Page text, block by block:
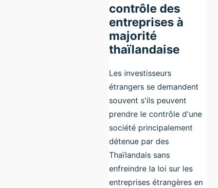
contrôle des
entreprises à
majorité
thaïlandaise
Les investisseurs
étrangers se demandent
souvent s'ils peuvent
prendre le contrôle d'une
société principalement
détenue par des
Thaïlandais sans
enfreindre la loi sur les
entreprises étrangères en